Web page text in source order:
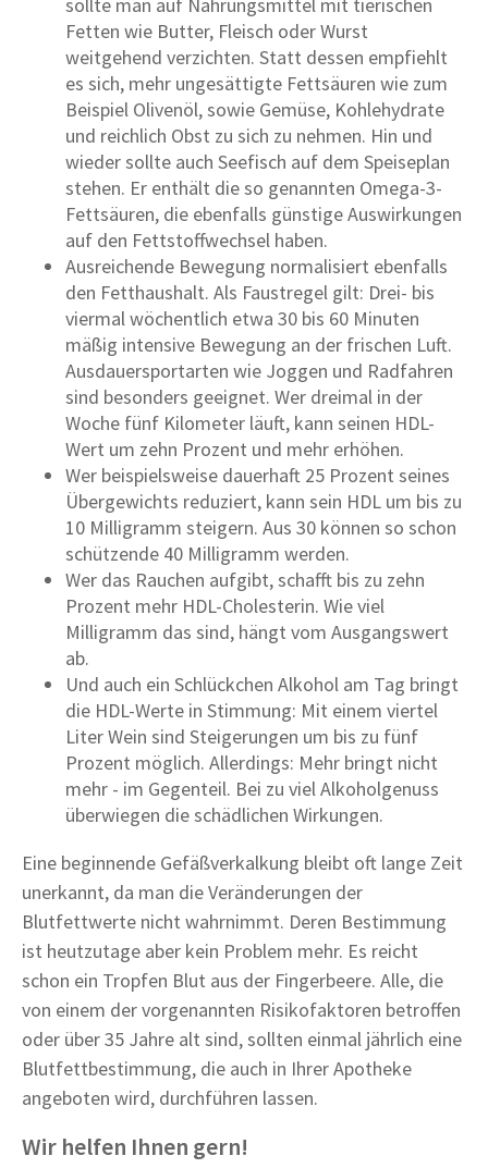
Fetten wie Butter, Fleisch oder Wurst
weitgehend verzichten. Statt dessen empfiehlt
es sich, mehr ungesättigte Fettsäuren wie zum
Beispiel Olivenöl, sowie Gemüse, Kohlehydrate
und reichlich Obst zu sich zu nehmen. Hin und
wieder sollte auch Seefisch auf dem Speiseplan
stehen. Er enthält die so genannten Omega-3-
Fettsäuren, die ebenfalls günstige Auswirkungen
auf den Fettstoffwechsel haben.
Ausreichende Bewegung normalisiert ebenfalls
den Fetthaushalt. Als Faustregel gilt: Drei- bis
viermal wöchentlich etwa 30 bis 60 Minuten
mäßig intensive Bewegung an der frischen Luft.
Ausdauersportarten wie Joggen und Radfahren
sind besonders geeignet. Wer dreimal in der
Woche fünf Kilometer läuft, kann seinen HDL-
Wert um zehn Prozent und mehr erhöhen.
Wer beispielsweise dauerhaft 25 Prozent seines
Übergewichts reduziert, kann sein HDL um bis zu
10 Milligramm steigern. Aus 30 können so schon
schützende 40 Milligramm werden.
Wer das Rauchen aufgibt, schafft bis zu zehn
Prozent mehr HDL-Cholesterin. Wie viel
Milligramm das sind, hängt vom Ausgangswert
ab.
Und auch ein Schlückchen Alkohol am Tag bringt
die HDL-Werte in Stimmung: Mit einem viertel
Liter Wein sind Steigerungen um bis zu fünf
Prozent möglich. Allerdings: Mehr bringt nicht
mehr - im Gegenteil. Bei zu viel Alkoholgenuss
überwiegen die schädlichen Wirkungen.
Eine beginnende Gefäßverkalkung bleibt oft lange Zeit
unerkannt, da man die Veränderungen der
Blutfettwerte nicht wahrnimmt. Deren Bestimmung
ist heutzutage aber kein Problem mehr. Es reicht
schon ein Tropfen Blut aus der Fingerbeere. Alle, die
von einem der vorgenannten Risikofaktoren betroffen
oder über 35 Jahre alt sind, sollten einmal jährlich eine
Blutfettbestimmung, die auch in Ihrer Apotheke
angeboten wird, durchführen lassen.
Wir helfen Ihnen gern!